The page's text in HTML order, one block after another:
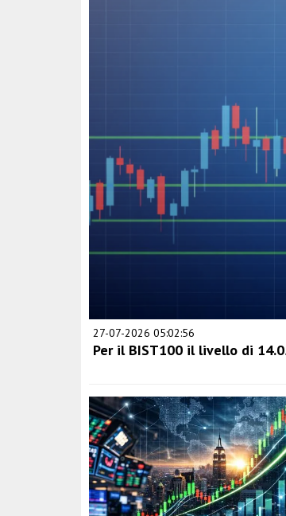
27-07-2026 05:02:56
Per il BIST100 il livello di